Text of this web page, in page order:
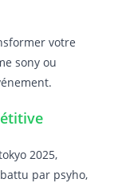
votre
sony ou
2025,
par psyho,